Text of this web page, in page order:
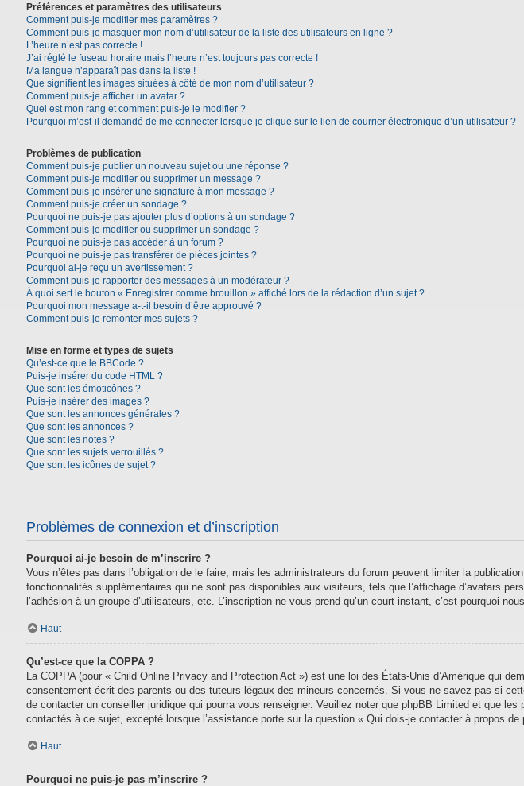
Préférences et paramètres des utilisateurs
Comment puis-je modifier mes paramètres ?
Comment puis-je masquer mon nom d’utilisateur de la liste des utilisateurs en ligne ?
L’heure n’est pas correcte !
J’ai réglé le fuseau horaire mais l’heure n’est toujours pas correcte !
Ma langue n’apparaît pas dans la liste !
Que signifient les images situées à côté de mon nom d’utilisateur ?
Comment puis-je afficher un avatar ?
Quel est mon rang et comment puis-je le modifier ?
Pourquoi m’est-il demandé de me connecter lorsque je clique sur le lien de courrier électronique d’un utilisateur ?
Problèmes de publication
Comment puis-je publier un nouveau sujet ou une réponse ?
Comment puis-je modifier ou supprimer un message ?
Comment puis-je insérer une signature à mon message ?
Comment puis-je créer un sondage ?
Pourquoi ne puis-je pas ajouter plus d’options à un sondage ?
Comment puis-je modifier ou supprimer un sondage ?
Pourquoi ne puis-je pas accéder à un forum ?
Pourquoi ne puis-je pas transférer de pièces jointes ?
Pourquoi ai-je reçu un avertissement ?
Comment puis-je rapporter des messages à un modérateur ?
À quoi sert le bouton « Enregistrer comme brouillon » affiché lors de la rédaction d’un sujet ?
Pourquoi mon message a-t-il besoin d’être approuvé ?
Comment puis-je remonter mes sujets ?
Mise en forme et types de sujets
Qu’est-ce que le BBCode ?
Puis-je insérer du code HTML ?
Que sont les émoticônes ?
Puis-je insérer des images ?
Que sont les annonces générales ?
Que sont les annonces ?
Que sont les notes ?
Que sont les sujets verrouillés ?
Que sont les icônes de sujet ?
Problèmes de connexion et d’inscription
Pourquoi ai-je besoin de m’inscrire ?
Vous n’êtes pas dans l’obligation de le faire, mais les administrateurs du forum peuvent limiter la
fonctionnalités supplémentaires qui ne sont pas disponibles aux visiteurs, tels que l’affichage d’avatars
l’adhésion à un groupe d’utilisateurs, etc. L’inscription ne vous prend qu’un court instant, c’est pourquoi
Haut
Qu’est-ce que la COPPA ?
La COPPA (pour « Child Online Privacy and Protection Act ») est une loi des États-Unis d’Amérique qui
consentement écrit des parents ou des tuteurs légaux des mineurs concernés. Si vous ne savez pas si
de contacter un conseiller juridique qui pourra vous renseigner. Veuillez noter que phpBB Limited et que
contactés à ce sujet, excepté lorsque l’assistance porte sur la question « Qui dois-je contacter à propos de
Haut
Pourquoi ne puis-je pas m’inscrire ?